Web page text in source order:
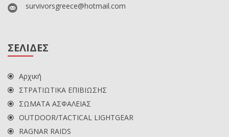
survivorsgreece@hotmail.com
ΣΕΛΙΔΕΣ
Αρχική
ΣΤΡΑΤΙΩΤΙΚΑ ΕΠΙΒΙΩΣΗΣ
ΣΩΜΑΤΑ ΑΣΦΑΛΕΙΑΣ
OUTDOOR/TACTICAL LIGHTGEAR
RAGNAR RAIDS